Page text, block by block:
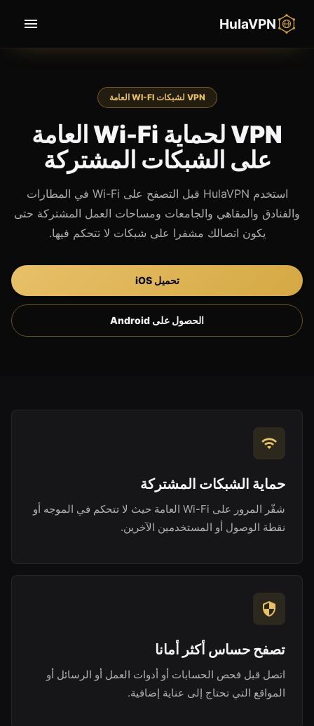
HulaVPN
VPN لشبكات WI-FI العامة
VPN لحماية Wi-Fi العامة
على الشبكات المشتركة
استخدم HulaVPN قبل التصفح على Wi-Fi في المطارات
والفنادق والمقاهي والجامعات ومساحات العمل المشتركة حتى
يكون اتصالك مشفرا على شبكات لا تتحكم فيها.
تحميل iOS
الحصول على Android
حماية الشبكات المشتركة
شفّر المرور على Wi-Fi العامة حيث لا تتحكم في الموجه أو
نقطة الوصول أو المستخدمين الآخرين.
تصفح حساس أكثر أمانا
اتصل قبل فحص الحسابات أو أدوات العمل أو الرسائل أو
المواقع التي تحتاج إلى عناية إضافية.